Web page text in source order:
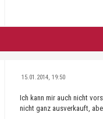
15.01.2014, 19:50
Ich kann mir auch nicht
nicht ganz ausverkauft,